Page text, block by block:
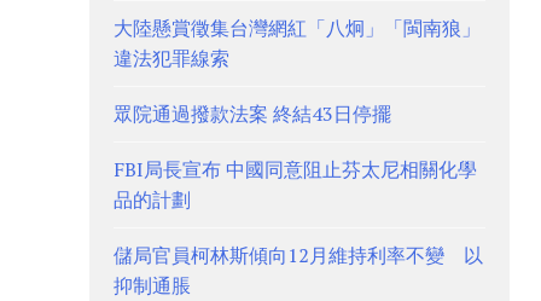
大陸懸賞徵集台灣網紅「八炯」「閩南狼」
違法犯罪線索
眾院通過撥款法案 終結43日停擺
FBI局長宣布 中國同意阻止芬太尼相關化學
品的計劃
儲局官員柯林斯傾向12月維持利率不變 以
抑制通脹